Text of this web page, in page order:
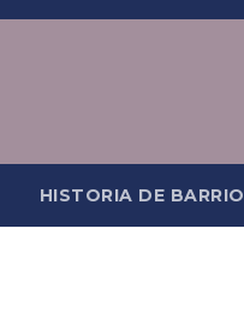
HISTORIA DE BARRIO